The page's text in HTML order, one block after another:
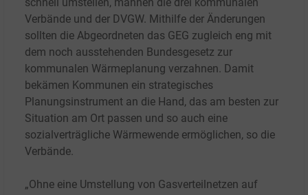
Verbände und der DVGW. Mithilfe der Änderungen
sollten die Abgeordneten das GEG zugleich eng mit
dem noch ausstehenden Bundesgesetz zur
kommunalen Wärmeplanung verzahnen. Damit
bekämen Kommunen ein strategisches
Planungsinstrument an die Hand, das am besten zur
Situation am Ort passen und so auch eine
sozialverträgliche Wärmewende ermöglichen, so die
Verbände.
„Ohne eine Umstellung von Gasverteilnetzen auf